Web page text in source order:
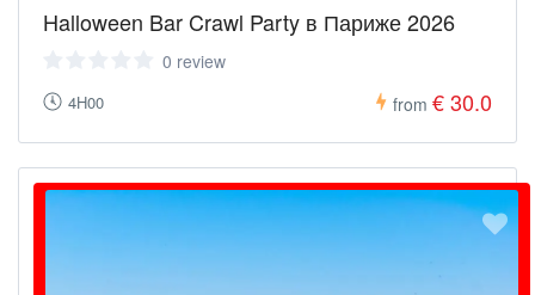
Halloween Bar Crawl Party в Париже 2026
0 review
4H00 from € 30.0